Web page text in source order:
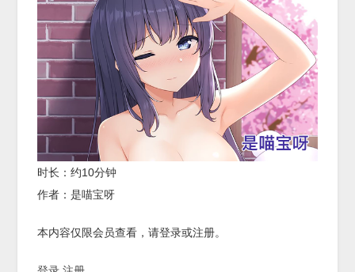
时长：约10分钟
作者：是喵宝呀
本内容仅限会员查看，请登录或注册。